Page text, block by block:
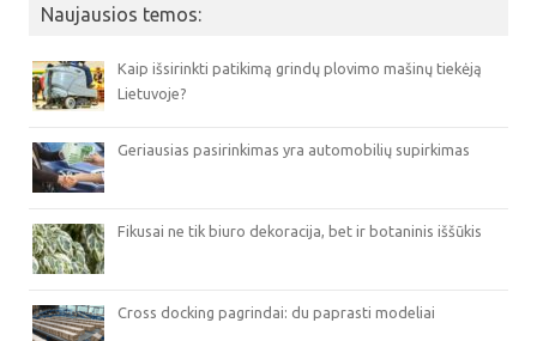
Naujausios temos:
Kaip išsirinkti patikimą grindų plovimo mašinų tiekėją
Lietuvoje?
Geriausias pasirinkimas yra automobilių supirkimas
Fikusai ne tik biuro dekoracija, bet ir botaninis iššūkis
Cross docking pagrindai: du paprasti modeliai